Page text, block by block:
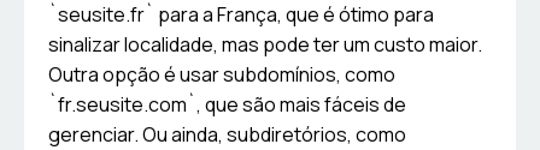
`seusite.fr` para a França, que é ótimo para
sinalizar localidade, mas pode ter um custo maior.
Outra opção é usar subdomínios, como
`fr.seusite.com`, que são mais fáceis de
gerenciar. Ou ainda, subdiretórios, como